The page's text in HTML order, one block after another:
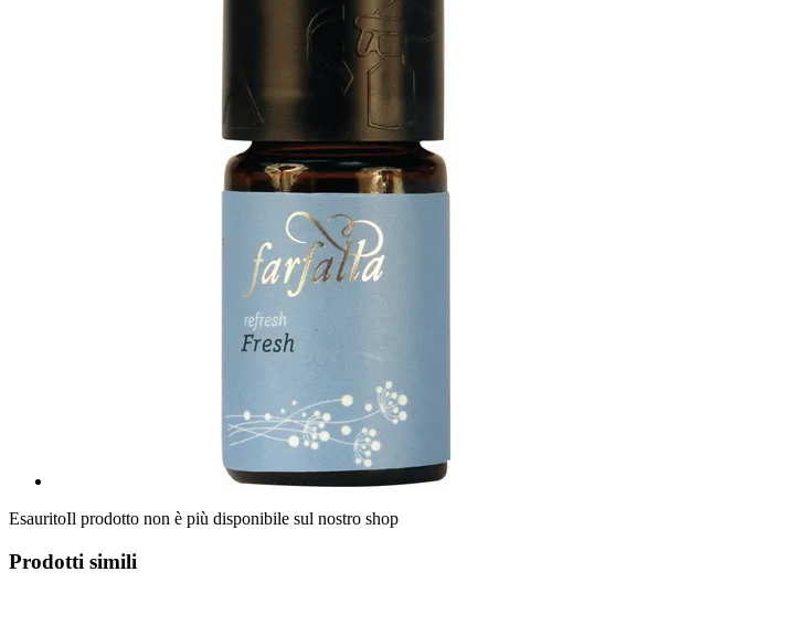
EsauritoIl prodotto non è più disponibile sul nostro shop
Prodotti simili